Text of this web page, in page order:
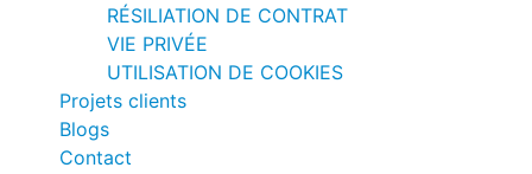
RÉSILIATION DE CONTRAT
VIE PRIVÉE
UTILISATION DE COOKIES
Projets clients
Blogs
Contact